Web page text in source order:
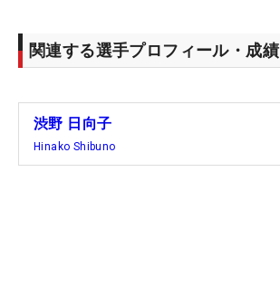
関連する選手プロフィール・成績
渋野 日向子
Hinako Shibuno